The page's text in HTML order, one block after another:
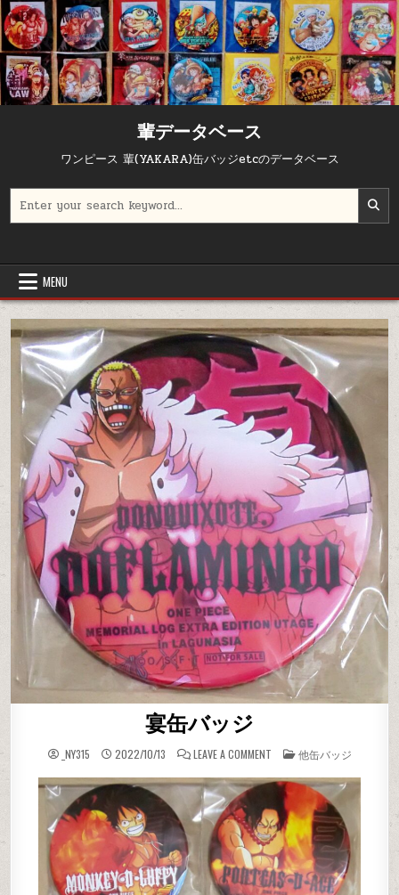
輩データベース
ワンピース 輩(YAKARA)缶バッジetcのデータベース
MENU
宴缶バッジ
_NY315 2022/10/13 LEAVE A COMMENTON 宴缶バッジ
POSTED IN
他缶バッジ